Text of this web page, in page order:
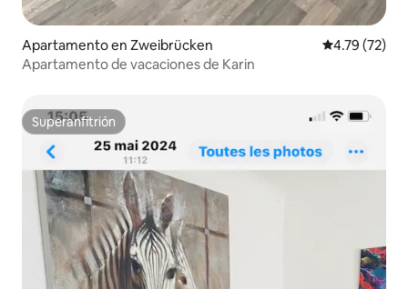
Apartamento en Zweibrücken Calificación
4.79 (72)
Apartamento de vacaciones de Karin
Superanfitrión
Superanfitrión